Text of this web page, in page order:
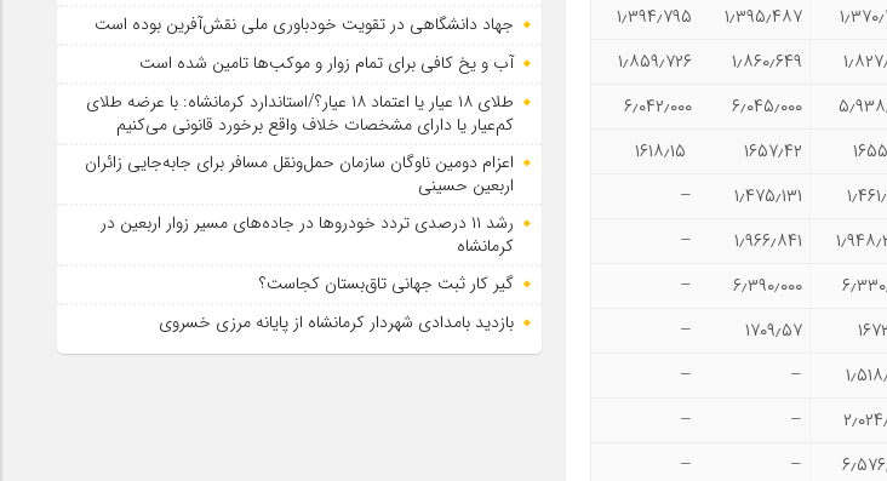
۱٫۳۹۵٫۴۸۷
۱٫۳۹۴٫۷۹۵
۱٫۸۶۰٫۶۴۹
۱٫۸۵۹٫۷۲۶
۶٫۰۴۵٫۰۰۰
۶٫۰۴۲٫۰۰۰
۱۶۵۷٫۴۲
۱٫۴۷۵٫۱۳۱
–
۱٫۹۶۶٫۸۴۱
–
۶٫۳۹۰٫۰۰۰
–
۱۷۰۹٫۵۷ –
–
–
–
–
–
–
جهاد دانشگاهی در تقویت خودباوری ملی نقش‌آفرین بوده است
آب و یخ کافی برای تمام زوار و موکب‌ها تامین شده است
طلای ۱۸ عیار یا اعتماد ۱۸ عیار؟/استاندارد کرمانشاه: با عرضه طلای
کم‌عیار یا دارای مشخصات خلاف واقع برخورد قانونی می‌کنیم
اعزام دومین ناوگان سازمان حمل‌ونقل مسافر برای جابه‌جایی زائران
اربعین حسینی
رشد ۱۱ درصدی تردد خودروها در جاده‌های مسیر زوار اربعین در
کرمانشاه
گیر کار ثبت جهانی تاق‌بستان کجاست؟
بازدید بامدادی شهردار کرمانشاه از پایانه مرزی خسروی